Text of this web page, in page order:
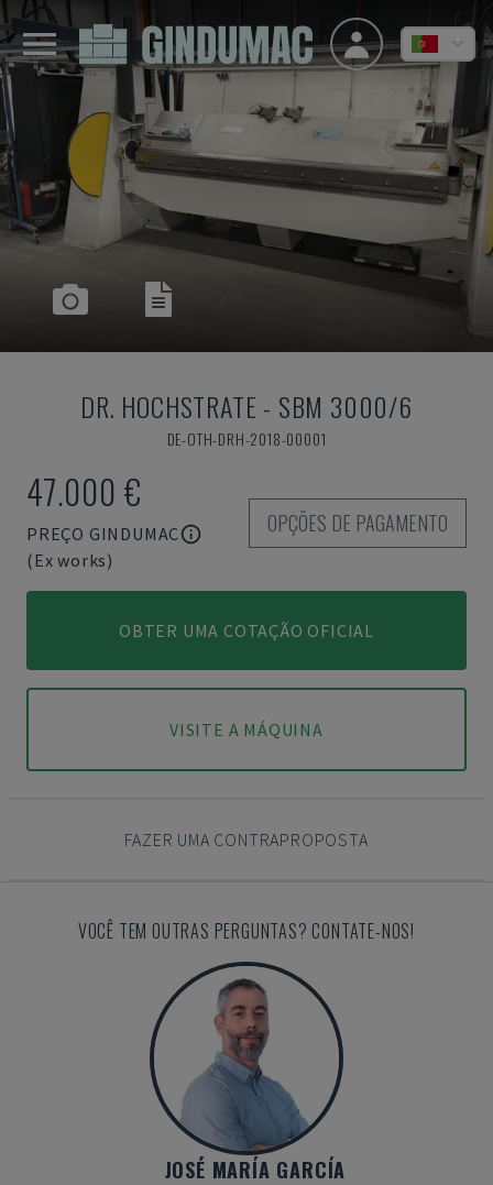
DR. HOCHSTRATE - SBM 3000/6
DE-OTH-DRH-2018-00001
47.000 €
PREÇO GINDUMAC
(Ex works)
OPÇÕES DE PAGAMENTO
OBTER UMA COTAÇÃO OFICIAL
VISITE A MÁQUINA
FAZER UMA CONTRAPROPOSTA
VOCÊ TEM OUTRAS PERGUNTAS? CONTATE-NOS!
JOSÉ MARÍA GARCÍA